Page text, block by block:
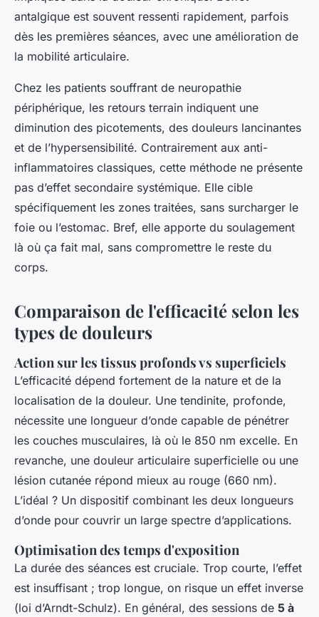
antalgique est souvent ressenti rapidement, parfois
dès les premières séances, avec une amélioration de
la mobilité articulaire.
Chez les patients souffrant de neuropathie
périphérique, les retours terrain indiquent une
diminution des picotements, des douleurs lancinantes
et de l’hypersensibilité. Contrairement aux anti-
inflammatoires classiques, cette méthode ne présente
pas d’effet secondaire systémique. Elle cible
spécifiquement les zones traitées, sans surcharger le
foie ou l’estomac. Bref, elle apporte du soulagement
là où ça fait mal, sans compromettre le reste du
corps.
Comparaison de l'efficacité selon les
types de douleurs
Action sur les tissus profonds vs superficiels
L’efficacité dépend fortement de la nature et de la
localisation de la douleur. Une tendinite, profonde,
nécessite une longueur d’onde capable de pénétrer
les couches musculaires, là où le 850 nm excelle. En
revanche, une douleur articulaire superficielle ou une
lésion cutanée répond mieux au rouge (660 nm).
L’idéal ? Un dispositif combinant les deux longueurs
d’onde pour couvrir un large spectre d’applications.
Optimisation des temps d'exposition
La durée des séances est cruciale. Trop courte, l’effet
est insuffisant ; trop longue, on risque un effet inverse
(loi d’Arndt-Schulz). En général, des sessions de 5 à